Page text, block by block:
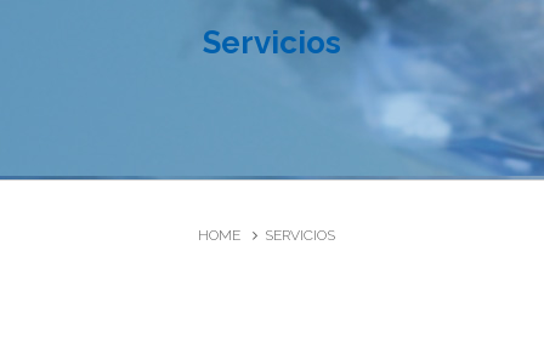
Servicios
HOME SERVICIOS